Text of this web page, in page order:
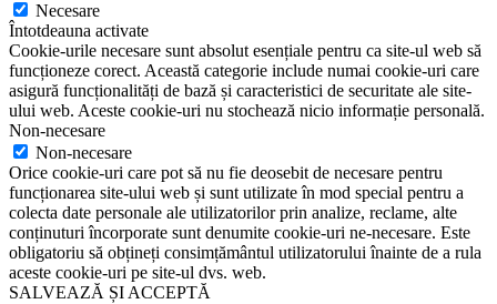
Necesare
Întotdeauna activate
Cookie-urile necesare sunt absolut esențiale pentru ca site-ul web să
funcționeze corect. Această categorie include numai cookie-uri care
asigură funcționalități de bază și caracteristici de securitate ale site-
ului web. Aceste cookie-uri nu stochează nicio informație personală.
Non-necesare
Non-necesare
Orice cookie-uri care pot să nu fie deosebit de necesare pentru
funcționarea site-ului web și sunt utilizate în mod special pentru a
colecta date personale ale utilizatorilor prin analize, reclame, alte
conținuturi încorporate sunt denumite cookie-uri ne-necesare. Este
obligatoriu să obțineți consimțământul utilizatorului înainte de a rula
aceste cookie-uri pe site-ul dvs. web.
SALVEAZĂ ȘI ACCEPTĂ